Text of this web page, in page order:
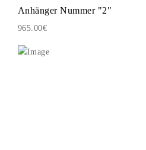
Anhänger Nummer "2"
965.00€